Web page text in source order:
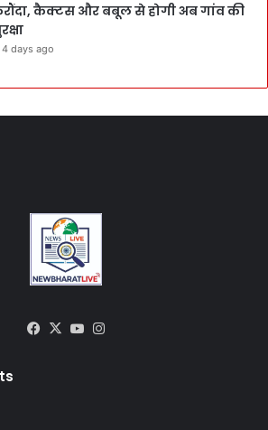
कैक्टस और बबूल से होगी अब गांव की
4 days ago
Facebook
X YouTube